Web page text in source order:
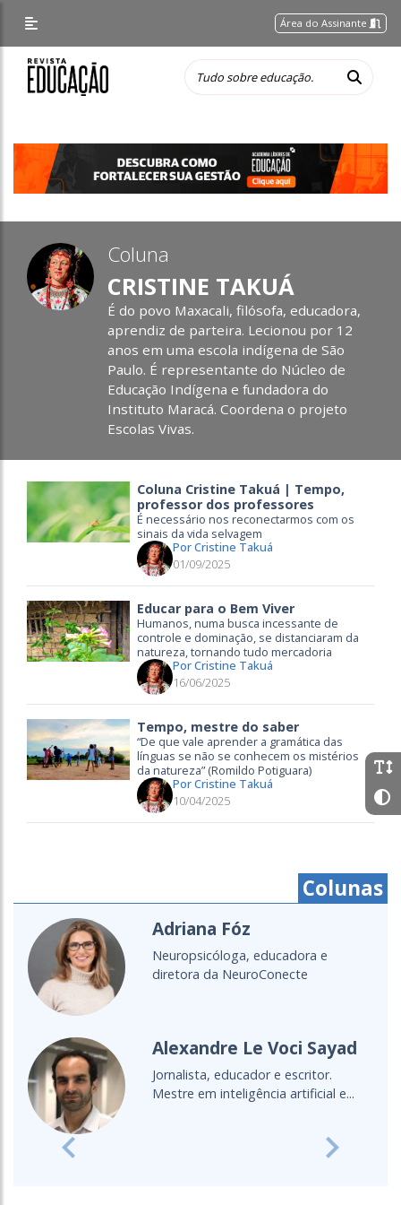
Área do Assinante
Coluna
CRISTINE TAKUÁ
É do povo Maxacali, filósofa, educadora,
aprendiz de parteira. Lecionou por 12
anos em uma escola indígena de São
Paulo. É representante do Núcleo de
Educação Indígena e fundadora do
Instituto Maracá. Coordena o projeto
Escolas Vivas.
Coluna Cristine Takuá | Tempo,
professor dos professores
É necessário nos reconectarmos com os
sinais da vida selvagem
Por Cristine Takuá
01/09/2025
Educar para o Bem Viver
Humanos, numa busca incessante de
controle e dominação, se distanciaram da
natureza, tornando tudo mercadoria
Por Cristine Takuá
16/06/2025
Tempo, mestre do saber
“De que vale aprender a gramática das
línguas se não se conhecem os mistérios
da natureza” (Romildo Potiguara)
Por Cristine Takuá
10/04/2025
Colunas
Adriana Fóz
Neuropsicóloga, educadora e
diretora da NeuroConecte
Alexandre Le Voci Sayad
Jornalista, educador e escritor.
Mestre em inteligência artificial e...
Previous Next